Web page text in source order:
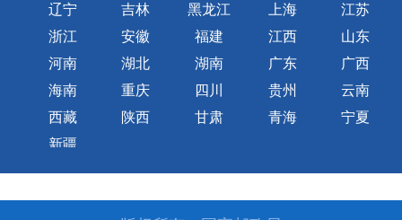
辽宁
吉林 黑龙江 上海
江苏
浙江
安徽 福建 江西
山东
河南
湖北 湖南 广东
广西
海南
重庆 四川 贵州
云南
西藏
陕西 甘肃 青海
宁夏
新疆